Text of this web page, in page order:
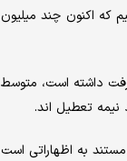
که اکنون چند میلیون
واحد نیمه کاره تحویلی به دولت یازدهم بطور متوسط 70درصد پیشرفت داشته است، متوسط
به اظهاراتی است